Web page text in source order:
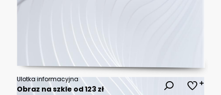
Ulotka informacyjna
Obraz na szkle od 123 zł